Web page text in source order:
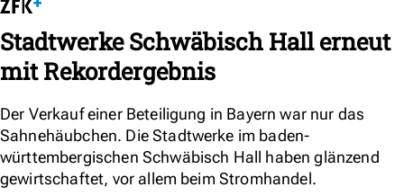
Stadtwerke Schwäbisch Hall erneut
mit Rekordergebnis
Der Verkauf einer Beteiligung in Bayern war nur das
Sahnehäubchen. Die Stadtwerke im baden-
württembergischen Schwäbisch Hall haben glänzend
gewirtschaftet, vor allem beim Stromhandel.